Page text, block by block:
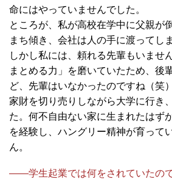
命にはやっていませんでした。
ところが、私が高校在学中に父親が
まち傾き、会社は人の手に渡ってし
しかし私には、頼れる先輩もいませ
まとめる力」を磨いていたため、後
ど、先輩はいなかったのですね（笑）
家財を切り売りしながら大学に行き
た。何不自由ない家に生まれたはず
を経験し、ハングリー精神が育って
ん。
――学生起業では何をされていたの